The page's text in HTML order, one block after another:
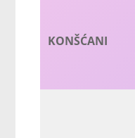
KONŠĆANI